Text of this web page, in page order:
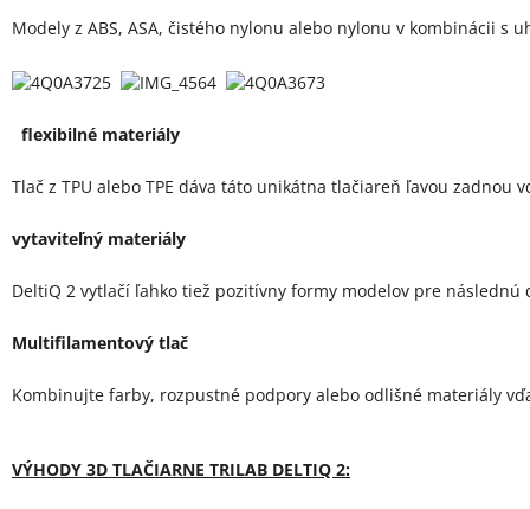
Modely z ABS, ASA, čistého nylonu alebo nylonu v kombinácii
flexibilné materiály
Tlač z TPU alebo TPE dáva táto unikátna tlačiareň ľavou zadnou
vytaviteľný materiály
DeltiQ 2 vytlačí ľahko tiež pozitívny formy modelov pre
Multifilamentový tlač
Kombinujte farby, rozpustné podpory alebo odlišné materiály
VÝHODY 3D TLAČIARNE TRILAB DELTIQ 2: